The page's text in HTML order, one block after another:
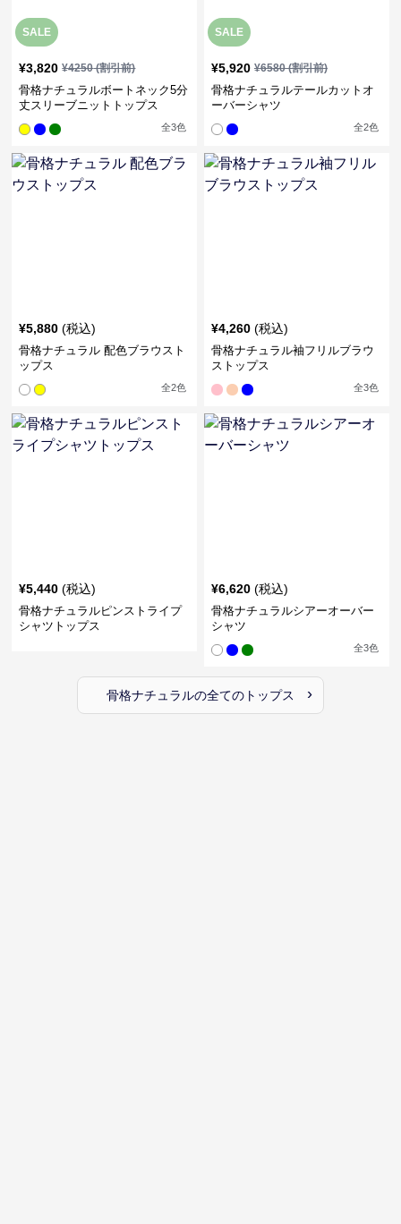
SALE
¥3,820 ¥4250(割引前)
骨格ナチュラルボートネック5分
丈スリーブニットトップス
全3色
SALE
¥5,920 ¥6580(割引前)
骨格ナチュラルテールカットオ
ーバーシャツ
全2色
¥5,880 (税込)
骨格ナチュラル 配色ブラウスト
ップス
全2色
¥4,260 (税込)
骨格ナチュラル袖フリルブラウ
ストップス
全3色
¥5,440 (税込)
骨格ナチュラルピンストライプ
シャツトップス
¥6,620 (税込)
骨格ナチュラルシアーオーバー
シャツ
全3色
骨格ナチュラルの全てのトップス ›